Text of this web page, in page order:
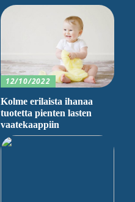
12/10/2022
Kolme erilaista ihanaa
tuotetta pienten lasten
vaatekaappiin